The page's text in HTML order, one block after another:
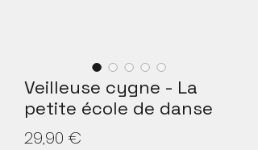
Veilleuse cygne - La
petite école de danse
29,90 €